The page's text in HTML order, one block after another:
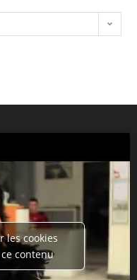
les cookies
contenu